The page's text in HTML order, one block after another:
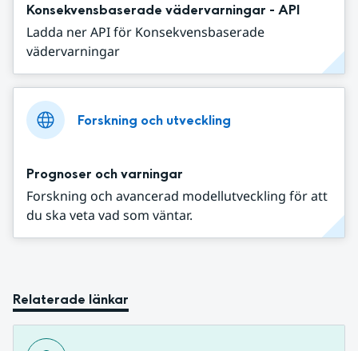
Konsekvensbaserade vädervarningar - API
Ladda ner API för Konsekvensbaserade
vädervarningar
Forskning och utveckling
Prognoser och varningar
Forskning och avancerad modellutveckling för att
du ska veta vad som väntar.
Relaterade länkar